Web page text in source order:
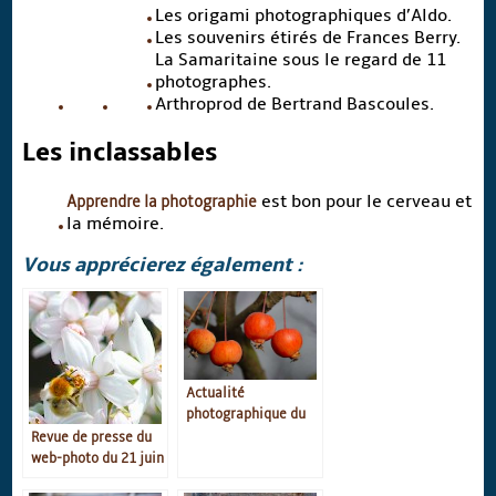
Les origami photographiques d’Aldo.
Les souvenirs étirés de Frances Berry.
La Samaritaine sous le regard de 11
photographes.
Arthroprod de Bertrand Bascoules.
Les inclassables
Apprendre la photographieest bon pour le cerveau et
la mémoire.
Vous apprécierez également :
Revue de presse du
web-photo du 21 juin
Actualité
photographique du